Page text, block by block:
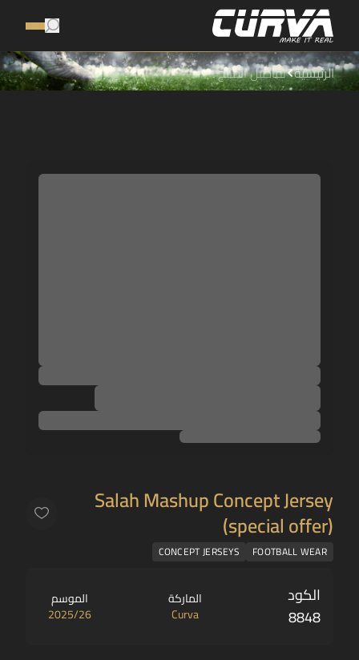
الرئيسية تفاصيل المنتج
Salah Mashup Concept Jersey
(special offer)
FOOTBALL WEAR
CONCEPT JERSEYS
الكود
8848
الماركة
Curva
الموسم
2025/26